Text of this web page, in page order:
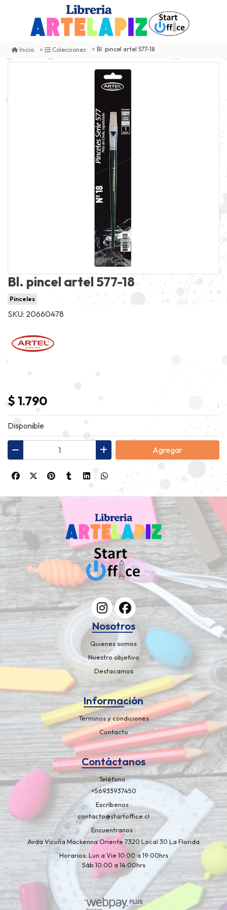
Inicio Colecciones Bl. pincel artel 577-18
Bl. pincel artel 577-18
Pinceles
SKU: 20660478
$ 1.790
Disponible
Agregar
Nosotros
Quienes somos
Nuestro objetivo
Destacamos
Información
Terminos y condiciones
Contacto
Contáctanos
Teléfono
+56933937450
Escríbenos
contacto@startoffice.cl
Encuentranos
Avda Vicuña Mackenna Oriente 7320 Local 30 La Florida
Horarios: Lun a Vie 10:00 a 19:00hrs
Sáb 10:00 a 14:00hrs